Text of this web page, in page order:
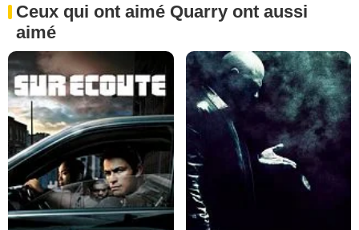
Ceux qui ont aimé Quarry ont aussi
aimé